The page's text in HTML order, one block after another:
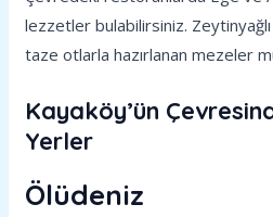
lezzetler bulabilirsiniz.
taze otlarla hazırlanan mezeler
Kayaköy’ün
Yerler
Ölüdeniz